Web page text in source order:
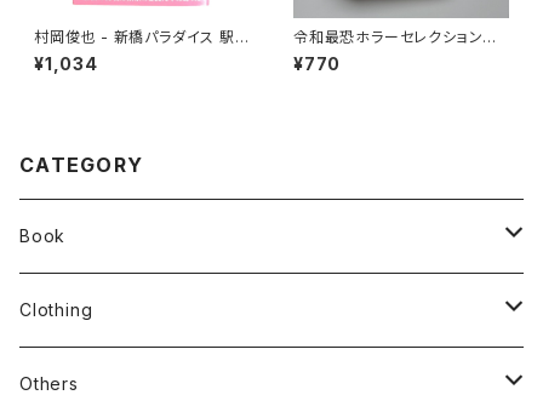
村岡俊也 - 新橋パラダイス 駅
前名物ビル残日録
¥1,034
令和最恐ホラーセレクション
クラガリ
¥770
CATEGORY
Book
stacks
新刊本
Clothing
Tees
Others